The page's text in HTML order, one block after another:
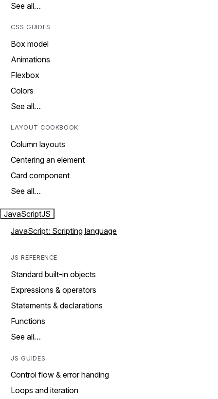
See all…
CSS GUIDES
Box model
Animations
Flexbox
Colors
See all…
LAYOUT COOKBOOK
Column layouts
Centering an element
Card component
See all…
JavaScriptJS
JavaScript: Scripting language
JS REFERENCE
Standard built-in objects
Expressions & operators
Statements & declarations
Functions
See all…
JS GUIDES
Control flow & error handing
Loops and iteration